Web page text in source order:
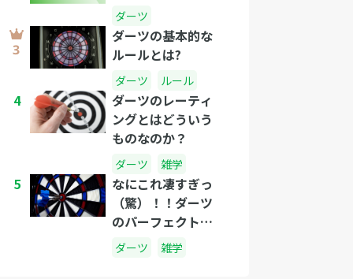
ダーツ
ダーツの基本的な
ルールとは?
ダーツ ルール
4
ダーツのレーティ
ングとはどういう
ものなのか？
ダーツ 雑学
5
なにこれ凄すぎっ
（驚）！！ダーツ
のパーフェクト・
ゲームに釘づけ！
ダーツ 雑学